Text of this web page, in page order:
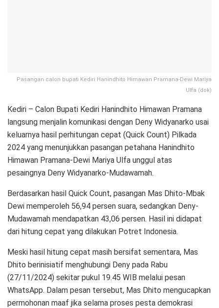
Pasangan calon bupati Kediri Hanindhito Himawan Pramana-Dewi Mariya
Ulfa (dok)
Kediri – Calon Bupati Kediri Hanindhito Himawan Pramana
langsung menjalin komunikasi dengan Deny Widyanarko usai
keluarnya hasil perhitungan cepat (Quick Count) Pilkada
2024 yang menunjukkan pasangan petahana Hanindhito
Himawan Pramana-Dewi Mariya Ulfa unggul atas
pesaingnya Deny Widyanarko-Mudawamah.
Berdasarkan hasil Quick Count, pasangan Mas Dhito-Mbak
Dewi memperoleh 56,94 persen suara, sedangkan Deny-
Mudawamah mendapatkan 43,06 persen. Hasil ini didapat
dari hitung cepat yang dilakukan Potret Indonesia.
Meski hasil hitung cepat masih bersifat sementara, Mas
Dhito berinisiatif menghubungi Deny pada Rabu
(27/11/2024) sekitar pukul 19.45 WIB melalui pesan
WhatsApp. Dalam pesan tersebut, Mas Dhito mengucapkan
permohonan maaf jika selama proses pesta demokrasi